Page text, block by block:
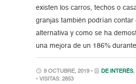
existen los carros, techos o
granjas también podrían contar
alternativa y como se ha
una mejora de un 186%
9 OCTUBRE, 2019 • DE INTERÉS,
• VISITAS: 2853